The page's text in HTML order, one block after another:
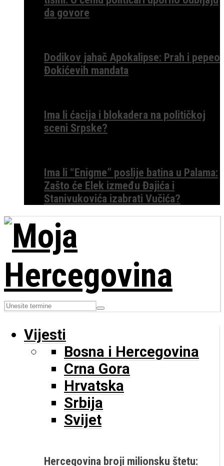
da govore
Dodikov jahač Apokalipse: Prah i pepeo
Đokićevih mandata
Ima li ćacija i blokadera na političkoj
sceni Srpske?
Ima li “Enigme” poslije batina u Palama:
Zašto će Elek između Đajića i
Stanivukovića izabrati Vučića?
Vijesti
Bosna i Hercegovina
Crna Gora
Hrvatska
Srbija
Svijet
Hercegovina broji milionsku štetu: